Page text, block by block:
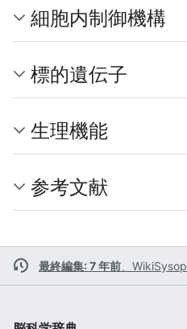
細胞内制御機構
標的遺伝子
生理機能
参考文献
最終編集: 7 年前 WikiSysop